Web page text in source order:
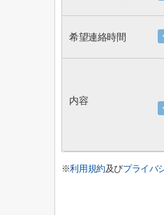
希望連絡時間
内容
※利用規約及びプライバ